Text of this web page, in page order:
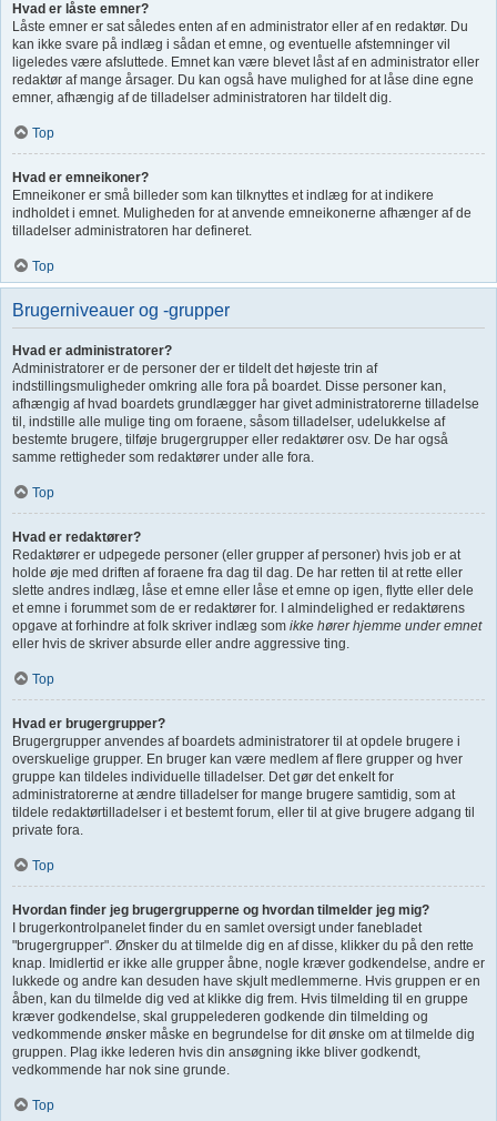
Hvad er låste emner?
Låste emner er sat således enten af en administrator eller af en redaktør. Du
kan ikke svare på indlæg i sådan et emne, og eventuelle afstemninger vil
ligeledes være afsluttede. Emnet kan være blevet låst af en administrator eller
redaktør af mange årsager. Du kan også have mulighed for at låse dine egne
emner, afhængig af de tilladelser administratoren har tildelt dig.
Top
Hvad er emneikoner?
Emneikoner er små billeder som kan tilknyttes et indlæg for at indikere
indholdet i emnet. Muligheden for at anvende emneikonerne afhænger af de
tilladelser administratoren har defineret.
Top
Brugerniveauer og -grupper
Hvad er administratorer?
Administratorer er de personer der er tildelt det højeste trin af
indstillingsmuligheder omkring alle fora på boardet. Disse personer kan,
afhængig af hvad boardets grundlægger har givet administratorerne tilladelse
til, indstille alle mulige ting om foraene, såsom tilladelser, udelukkelse af
bestemte brugere, tilføje brugergrupper eller redaktører osv. De har også
samme rettigheder som redaktører under alle fora.
Top
Hvad er redaktører?
Redaktører er udpegede personer (eller grupper af personer) hvis job er at
holde øje med driften af foraene fra dag til dag. De har retten til at rette eller
slette andres indlæg, låse et emne eller låse et emne op igen, flytte eller dele
et emne i forummet som de er redaktører for. I almindelighed er redaktørens
opgave at forhindre at folk skriver indlæg som ikke hører hjemme under emnet
eller hvis de skriver absurde eller andre aggressive ting.
Top
Hvad er brugergrupper?
Brugergrupper anvendes af boardets administratorer til at opdele brugere i
overskuelige grupper. En bruger kan være medlem af flere grupper og hver
gruppe kan tildeles individuelle tilladelser. Det gør det enkelt for
administratorerne at ændre tilladelser for mange brugere samtidig, som at
tildele redaktørtilladelser i et bestemt forum, eller til at give brugere adgang til
private fora.
Top
Hvordan finder jeg brugergrupperne og hvordan tilmelder jeg mig?
I brugerkontrolpanelet finder du en samlet oversigt under fanebladet
"brugergrupper". Ønsker du at tilmelde dig en af disse, klikker du på den rette
knap. Imidlertid er ikke alle grupper åbne, nogle kræver godkendelse, andre er
lukkede og andre kan desuden have skjult medlemmerne. Hvis gruppen er en
åben, kan du tilmelde dig ved at klikke dig frem. Hvis tilmelding til en gruppe
kræver godkendelse, skal gruppelederen godkende din tilmelding og
vedkommende ønsker måske en begrundelse for dit ønske om at tilmelde dig
gruppen. Plag ikke lederen hvis din ansøgning ikke bliver godkendt,
vedkommende har nok sine grunde.
Top